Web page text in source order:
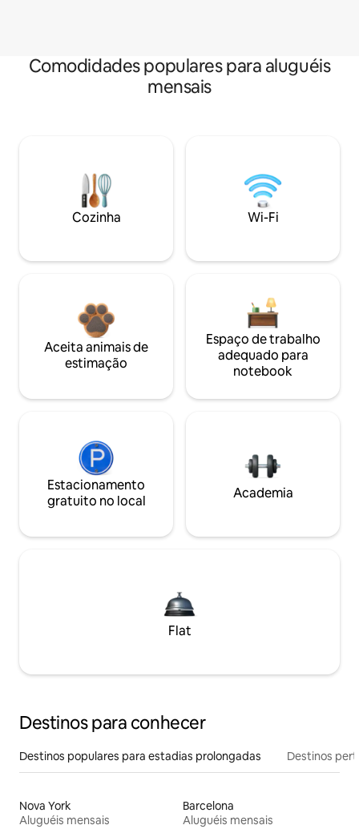
Comodidades populares para aluguéis
mensais
Cozinha Wi-Fi
Aceita animais de
estimação
Espaço de trabalho
adequado para
notebook
Estacionamento
gratuito no local
Academia
Flat
Destinos para conhecer
Destinos populares para estadias prolongadas Destinos
Nova York
Aluguéis mensais
Barcelona
Aluguéis mensais